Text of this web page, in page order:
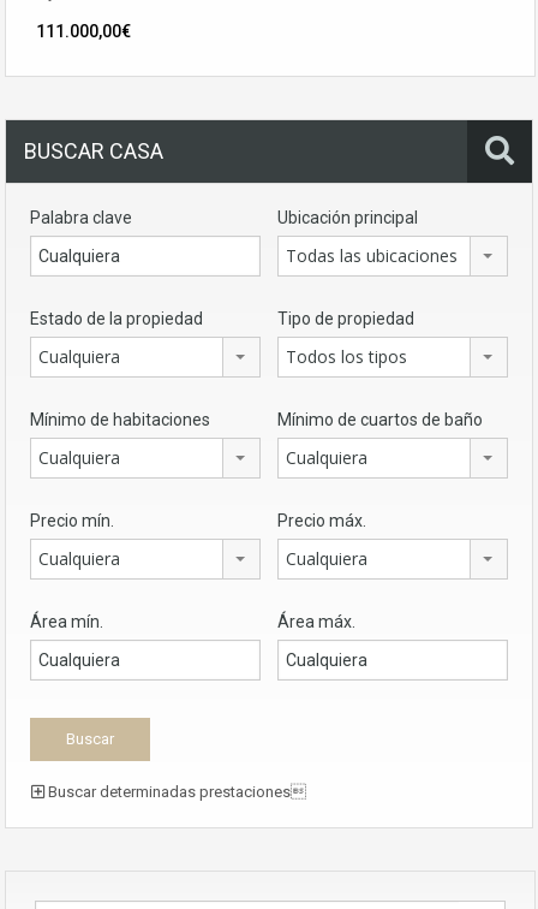
111.000,00€
BUSCAR CASA
Palabra clave Ubicación principal
Todas las ubicaciones
Estado de la propiedad
Cualquiera
Tipo de propiedad
Todos los tipos
Mínimo de habitaciones
Cualquiera
Mínimo de cuartos de baño
Cualquiera
Precio mín.
Cualquiera
Precio máx.
Cualquiera
Área mín. Área máx.
Buscar determinadas prestaciones